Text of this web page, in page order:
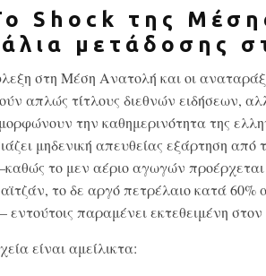
Shock της
μετάδοσης
στη Μέση Ανατολή και οι
απλώς τίτλους διεθνών ειδήσεων,
την καθημερινότητα της
μηδενική απευθείας εξάρτηση από
το μεν αέριο αγωγών
το δε αργό πετρέλαιο κατά 60%
εντούτοις παραμένει εκτεθειμένη
είναι αμείλικτα: